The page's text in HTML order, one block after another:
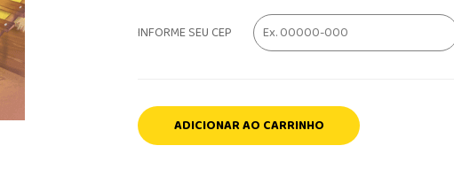
INFORME SEU CEP
ADICIONAR AO CARRINHO